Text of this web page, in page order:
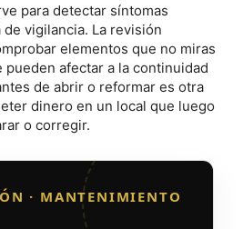
para detectar síntomas
vigilancia. La revisión
elementos que no miras
pueden afectar a la continuidad
de abrir o reformar es otra
dinero en un local que luego
o corregir.
· MANTENIMIENTO